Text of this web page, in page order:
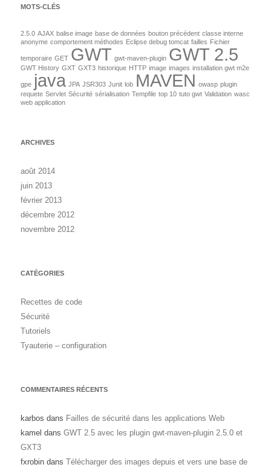
MOTS-CLÉS
2.5.0 AJAX balise image base de données bouton précédent classe interne
anonyme comportement méthodes Eclipse debug tomcat failles Fichier
temporaire GET GWT gwt-maven-plugin GWT 2.5
GWT History GXT GXT3 historique HTTP image images installation gwt m2e
gpe java JPA JSR303 Junit lob MAVEN owasp plugin
requete Servlet Sécurité sérialisation Tempfile top 10 tuto gwt Validation wasc
web application
ARCHIVES
août 2014
juin 2013
février 2013
décembre 2012
novembre 2012
CATÉGORIES
Recettes de code
Sécurité
Tutoriels
Tyauterie – configuration
COMMENTAIRES RÉCENTS
karbos dans Failles de sécurité dans les applications Web
kamel dans GWT 2.5 avec les plugin gwt-maven-plugin 2.5.0 et
GXT3
fxrobin dans Télécharger des images depuis et vers une base de